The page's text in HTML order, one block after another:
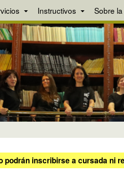
Instructivos Sobre
inscribirse a cursada ni